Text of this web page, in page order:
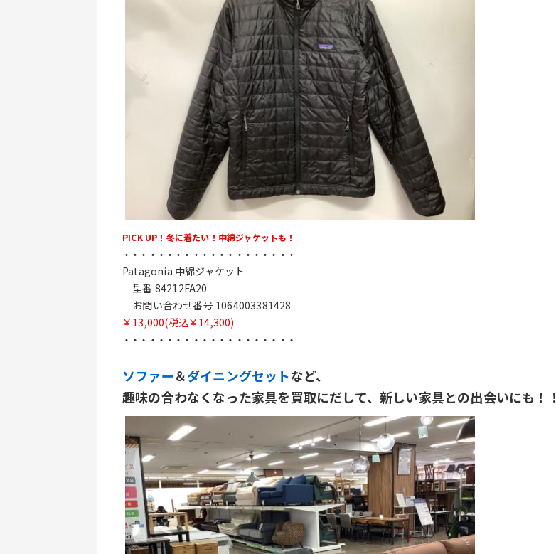
PICK UP！冬に着たい！中綿ジャケットも！
・・・・・・・・・・・・・・・・・・・・
Patagonia 中綿ジャケット
型番 84212FA20
お問い合わせ番号 1064003381428
￥13,000(税込￥14,300)
・・・・・・・・・・・・・・・・・・・・
ソファー＆ダイニングセットなど、
趣味の合わなくなった家具を買取にだして、新しい家具との出会いにも！！